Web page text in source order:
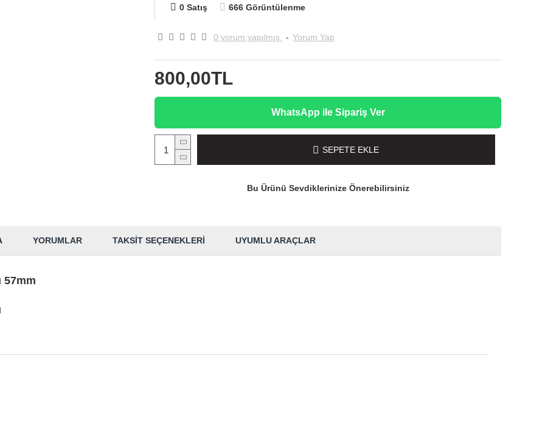
0 Satış
666 Görüntülenme
0 yorum yapılmış. - Yorum Yap
800,00TL
WhatsApp ile Sipariş Ver
SEPETE EKLE
Bu Ürünü Sevdiklerinize Önerebilirsiniz
YORUMLAR TAKSIT SEÇENEKLERI UYUMLU ARAÇLAR
57mm